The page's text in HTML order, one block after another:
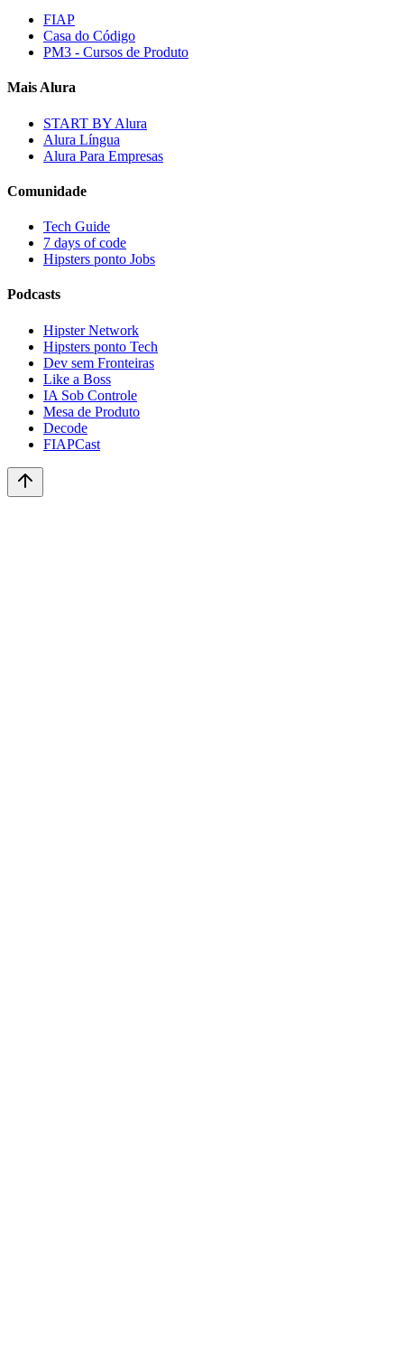
FIAP
Casa do Código
PM3 - Cursos de Produto
Mais Alura
START BY Alura
Alura Língua
Alura Para Empresas
Comunidade
Tech Guide
7 days of code
Hipsters ponto Jobs
Podcasts
Hipster Network
Hipsters ponto Tech
Dev sem Fronteiras
Like a Boss
IA Sob Controle
Mesa de Produto
Decode
FIAPCast